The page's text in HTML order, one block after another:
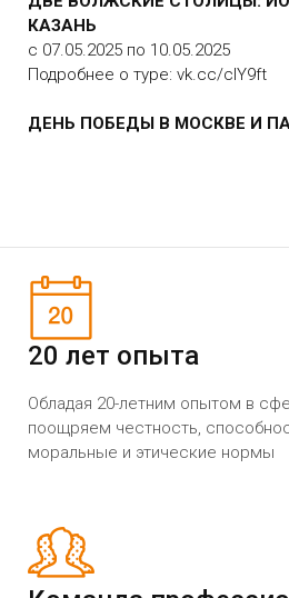
КАЗАНЬ
с 07.05.2025 по 10.05.2025
Подробнее о туре: vk.cc/cIY9ft
ДЕНЬ ПОБЕДЫ В МОСКВЕ И
20 лет опыта
Обладая 20-летним опытом в
поощряем честность,
моральные и этические нормы